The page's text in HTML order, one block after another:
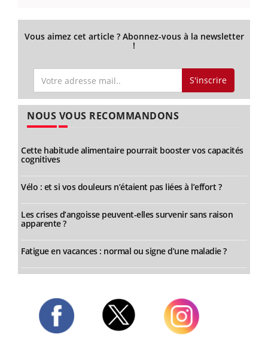
Vous aimez cet article ? Abonnez-vous à la newsletter
!
S'inscrire
NOUS VOUS RECOMMANDONS
Cette habitude alimentaire pourrait booster vos capacités
cognitives
Vélo : et si vos douleurs n’étaient pas liées à l’effort ?
Les crises d’angoisse peuvent-elles survenir sans raison
apparente ?
Fatigue en vacances : normal ou signe d’une maladie ?